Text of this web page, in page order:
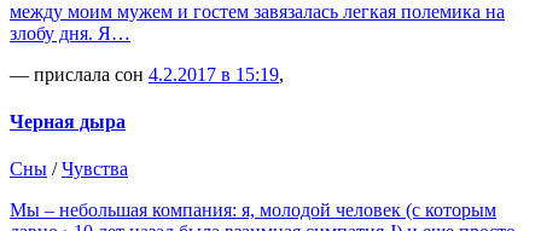
между моим мужем и гостем завязалась легкая полемика на
злобу дня. Я…
— прислала сон 4.2.2017 в 15:19,
Черная дыра
Сны /Чувства
Мы – небольшая компания: я, молодой человек (с которым